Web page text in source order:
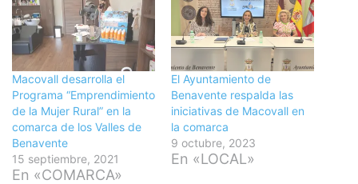
Macovall desarrolla el
Programa “Emprendimiento
de la Mujer Rural” en la
comarca de los Valles de
Benavente
15 septiembre, 2021
En «COMARCA»
El Ayuntamiento de
Benavente respalda las
iniciativas de Macovall en
la comarca
9 octubre, 2023
En «LOCAL»